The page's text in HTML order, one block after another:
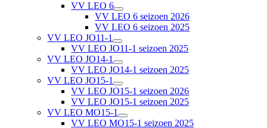
VV LEO 6
VV LEO 6 seizoen 2026
VV LEO 6 seizoen 2025
VV LEO JO11-1
VV LEO JO11-1 seizoen 2025
VV LEO JO14-1
VV LEO JO14-1 seizoen 2025
VV LEO JO15-1
VV LEO JO15-1 seizoen 2026
VV LEO JO15-1 seizoen 2025
VV LEO MO15-1
VV LEO MO15-1 seizoen 2025